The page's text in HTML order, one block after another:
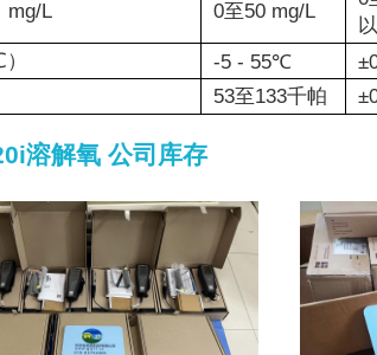
mg/L 0至50 mg/L
-5 - 55℃
53至133千帕
溶解氧 公司库存